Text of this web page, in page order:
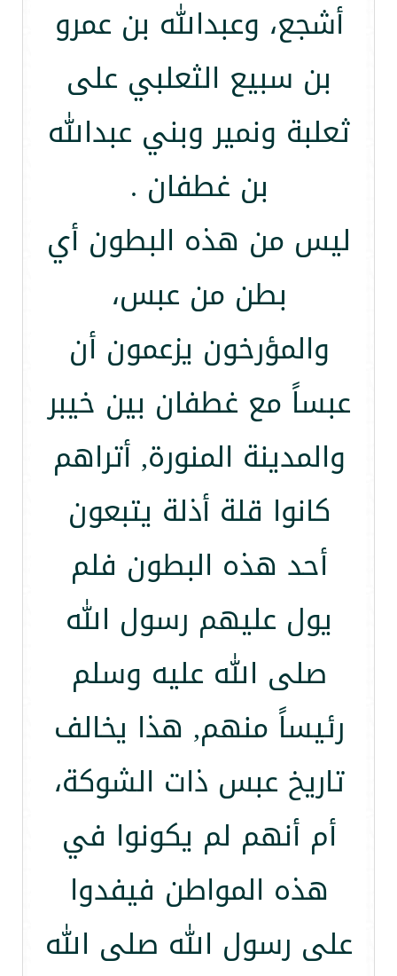
أشجع، وعبدالله بن عمرو
بن سبيع الثعلبي على
ثعلبة ونمير وبني عبدالله
بن غطفان .
ليس من هذه البطون أي
بطن من عبس،
والمؤرخون يزعمون أن
عبساً مع غطفان بين خيبر
والمدينة المنورة, أتراهم
كانوا قلة أذلة يتبعون
أحد هذه البطون فلم
يول عليهم رسول الله
صلى الله عليه وسلم
رئيساً منهم, هذا يخالف
تاريخ عبس ذات الشوكة،
أم أنهم لم يكونوا في
هذه المواطن فيفدوا
على رسول الله صلى الله